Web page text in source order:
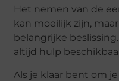
Het nemen van de
kan moeilijk zijn,
belangrijke
altijd hulp
Als je klaar bent om